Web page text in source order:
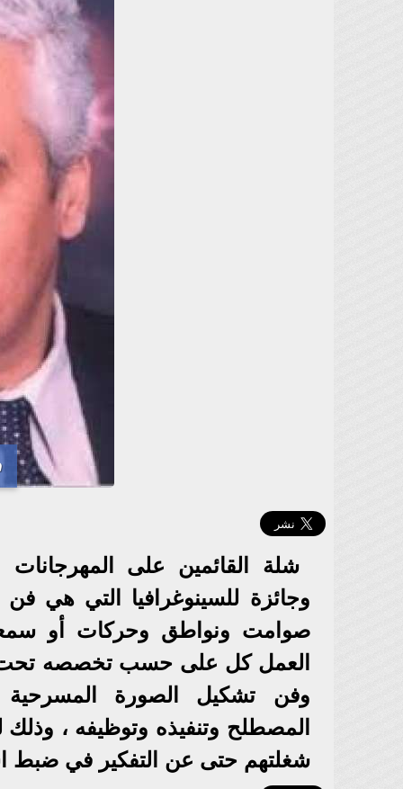
شلة القائمين على
وجائزة للسينوغرافيا التي هي
صوامت ونواطق وحركات أو
العمل كل على حسب تخصصه تحت
وفن تشكيل الصورة المسرحية
المصطلح وتنفيذه وتوظيفه ،
شغلتهم حتى عن التفكير في ضبط